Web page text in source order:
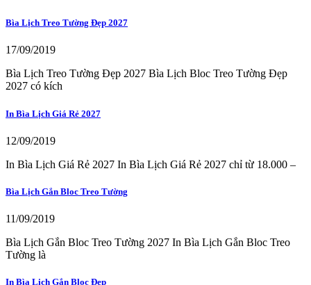
Bìa Lịch Treo Tường Đẹp 2027
17/09/2019
Bìa Lịch Treo Tường Đẹp 2027 Bìa Lịch Bloc Treo Tường Đẹp
2027 có kích
In Bìa Lịch Giá Rẻ 2027
12/09/2019
In Bìa Lịch Giá Rẻ 2027 In Bìa Lịch Giá Rẻ 2027 chỉ từ 18.000 –
Bìa Lịch Gắn Bloc Treo Tường
11/09/2019
Bìa Lịch Gắn Bloc Treo Tường 2027 In Bìa Lịch Gắn Bloc Treo
Tường là
In Bìa Lịch Gắn Bloc Đẹp